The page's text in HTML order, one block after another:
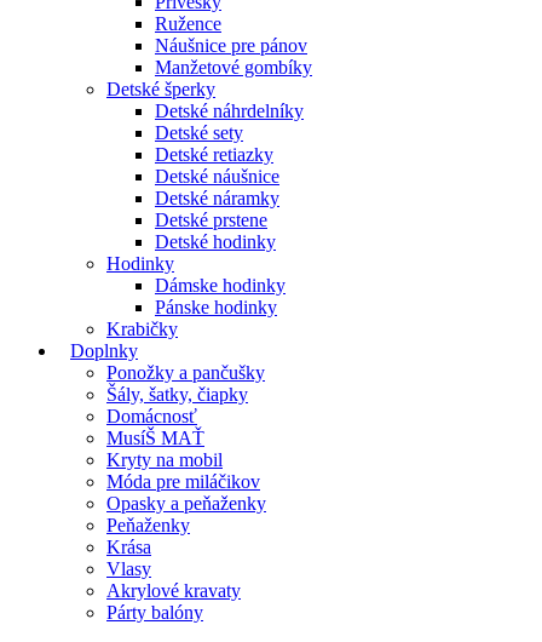
Ružence
Náušnice pre pánov
Manžetové gombíky
Detské šperky
Detské náhrdelníky
Detské sety
Detské retiazky
Detské náušnice
Detské náramky
Detské prstene
Detské hodinky
Hodinky
Dámske hodinky
Pánske hodinky
Krabičky
Doplnky
Ponožky a pančušky
Šály, šatky, čiapky
Domácnosť
MusíŠ MAŤ
Kryty na mobil
Móda pre miláčikov
Opasky a peňaženky
Peňaženky
Krása
Vlasy
Akrylové kravaty
Párty balóny